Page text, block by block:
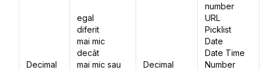
Decimal
egal
diferit
mai mic
decât
mai mic sau
Decimal
number
URL
Picklist
Date
Date Time
Number